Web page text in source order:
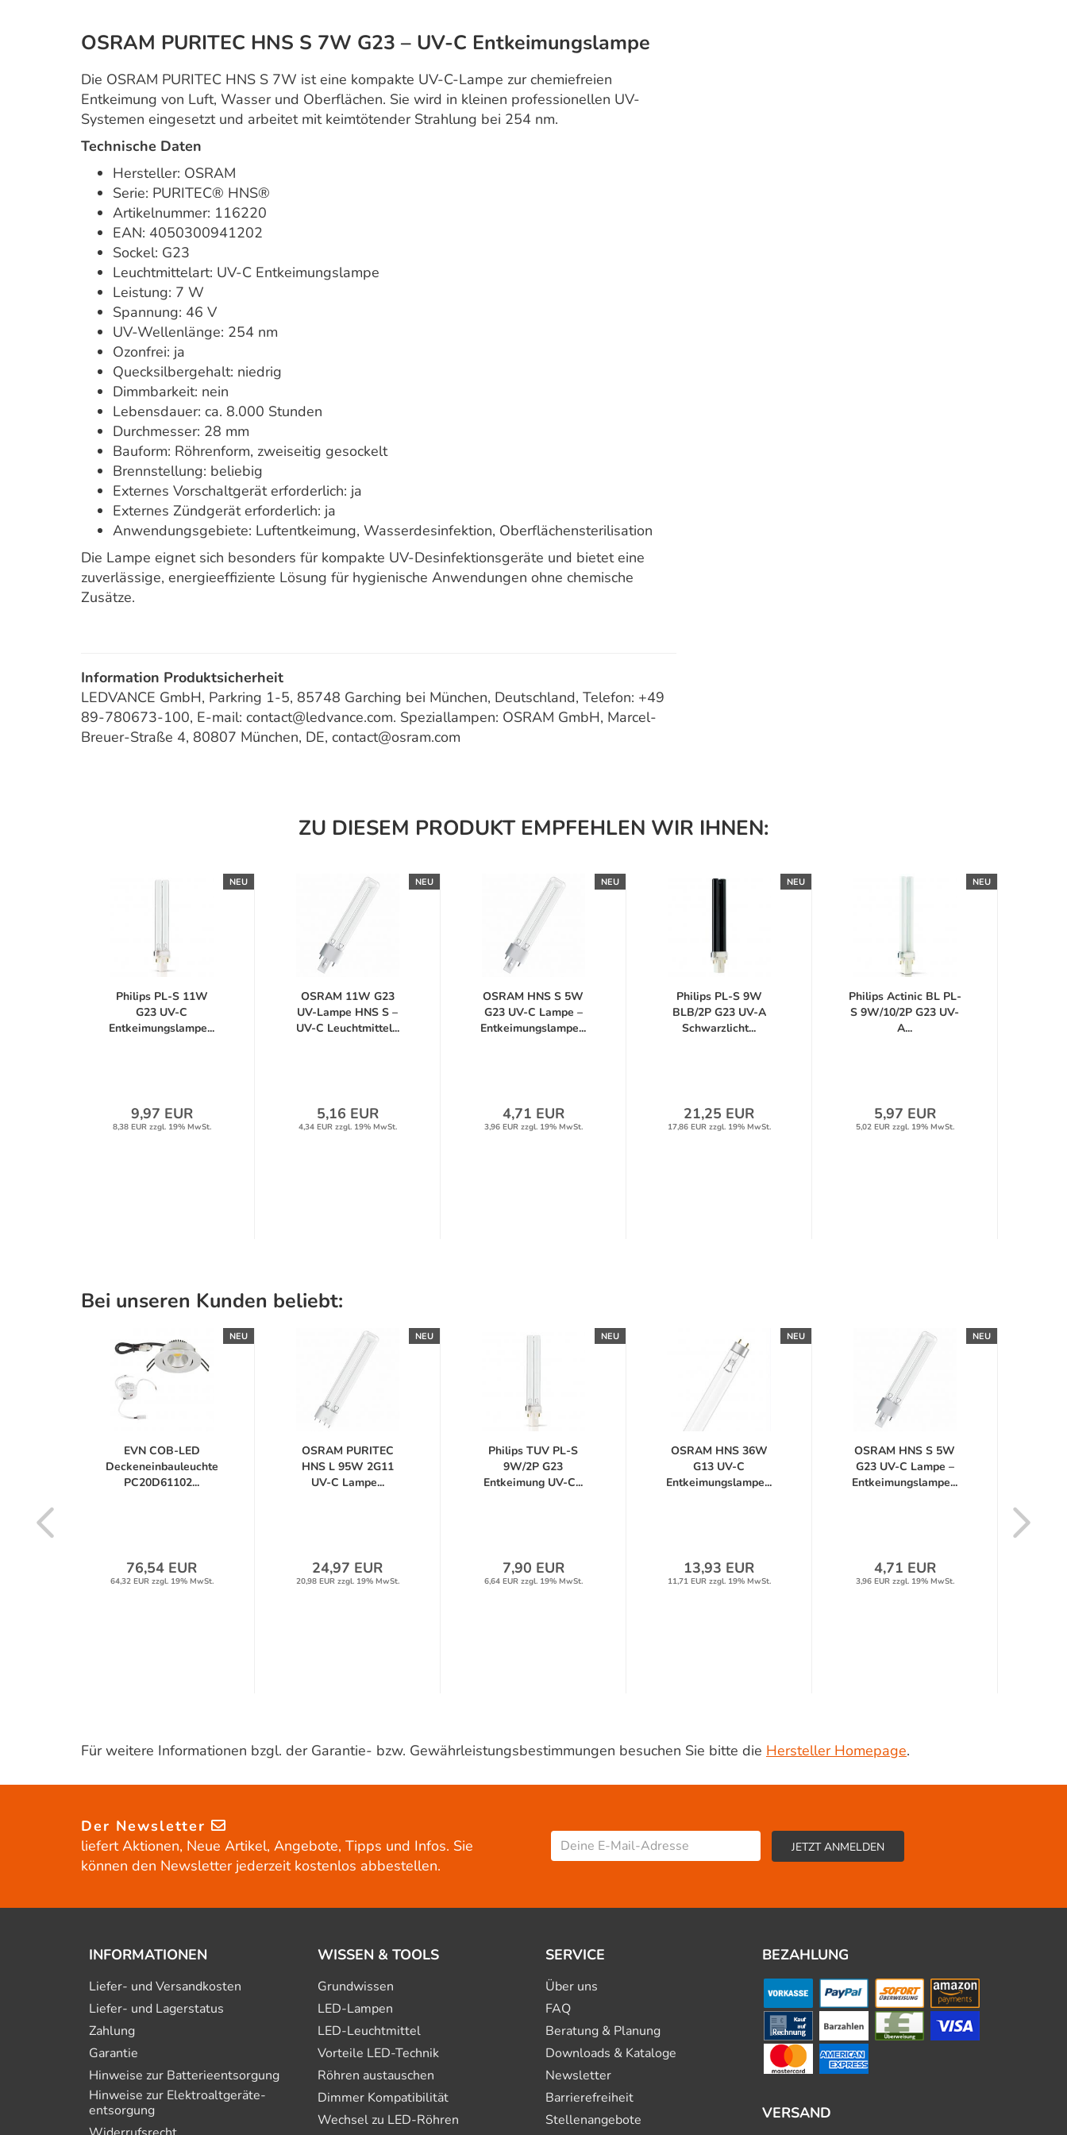
OSRAM PURITEC HNS S 7W G23 – UV-C Entkeimungslampe
Die OSRAM PURITEC HNS S 7W ist eine kompakte UV-C-Lampe zur chemiefreien
Entkeimung von Luft, Wasser und Oberflächen. Sie wird in kleinen professionellen UV-
Systemen eingesetzt und arbeitet mit keimtötender Strahlung bei 254 nm.
Technische Daten
Hersteller: OSRAM
Serie: PURITEC® HNS®
Artikelnummer: 116220
EAN: 4050300941202
Sockel: G23
Leuchtmittelart: UV-C Entkeimungslampe
Leistung: 7 W
Spannung: 46 V
UV-Wellenlänge: 254 nm
Ozonfrei: ja
Quecksilbergehalt: niedrig
Dimmbarkeit: nein
Lebensdauer: ca. 8.000 Stunden
Durchmesser: 28 mm
Bauform: Röhrenform, zweiseitig gesockelt
Brennstellung: beliebig
Externes Vorschaltgerät erforderlich: ja
Externes Zündgerät erforderlich: ja
Anwendungsgebiete: Luftentkeimung, Wasserdesinfektion, Oberflächensterilisation
Die Lampe eignet sich besonders für kompakte UV-Desinfektionsgeräte und bietet eine
zuverlässige, energieeffiziente Lösung für hygienische Anwendungen ohne chemische
Zusätze.
Information Produktsicherheit
LEDVANCE GmbH, Parkring 1-5, 85748 Garching bei München, Deutschland, Telefon: +49
89-780673-100, E-mail: contact@ledvance.com. Speziallampen: OSRAM GmbH, Marcel-
Breuer-Straße 4, 80807 München, DE, contact@osram.com
ZU DIESEM PRODUKT EMPFEHLEN WIR IHNEN:
NEU
Philips PL-S 11W
G23 UV-C
Entkeimungslampe...
9,97 EUR
8,38 EUR zzgl. 19% MwSt.
NEU
OSRAM 11W G23
UV-Lampe HNS S –
UV-C Leuchtmittel...
5,16 EUR
4,34 EUR zzgl. 19% MwSt.
NEU
OSRAM HNS S 5W
G23 UV-C Lampe –
Entkeimungslampe...
4,71 EUR
3,96 EUR zzgl. 19% MwSt.
NEU
Philips PL-S 9W
BLB/2P G23 UV-A
Schwarzlicht...
21,25 EUR
17,86 EUR zzgl. 19% MwSt.
NEU
Philips Actinic BL PL-
S 9W/10/2P G23 UV-
A...
5,97 EUR
5,02 EUR zzgl. 19% MwSt.
Bei unseren Kunden beliebt:
NEU
EVN COB-LED
Deckeneinbauleuchte
PC20D61102...
76,54 EUR
64,32 EUR zzgl. 19% MwSt.
NEU
OSRAM PURITEC
HNS L 95W 2G11
UV-C Lampe...
24,97 EUR
20,98 EUR zzgl. 19% MwSt.
NEU
Philips TUV PL-S
9W/2P G23
Entkeimung UV-C...
7,90 EUR
6,64 EUR zzgl. 19% MwSt.
NEU
OSRAM HNS 36W
G13 UV-C
Entkeimungslampe...
13,93 EUR
11,71 EUR zzgl. 19% MwSt.
NEU
OSRAM HNS S 5W
G23 UV-C Lampe –
Entkeimungslampe...
4,71 EUR
3,96 EUR zzgl. 19% MwSt.
Für weitere Informationen bzgl. der Garantie- bzw. Gewährleistungsbestimmungen besuchen Sie bitte die Hersteller Homepage.
Der Newsletter
liefert Aktionen, Neue Artikel, Angebote, Tipps und Infos. Sie
können den Newsletter jederzeit kostenlos abbestellen.
INFORMATIONEN
Liefer- und Versandkosten
Liefer- und Lagerstatus
Zahlung
Garantie
Hinweise zur Batterie­entsorgung
Hinweise zur Elektro­altgeräte­
entsorgung
WISSEN & TOOLS
Grundwissen
LED-Lampen
LED-Leuchtmittel
Vorteile LED-Technik
Röhren austauschen
Dimmer Kompatibilität
Wechsel zu LED-Röhren
SERVICE
Über uns
FAQ
Beratung & Planung
Downloads & Kataloge
Newsletter
Barrierefreiheit
Stellenangebote
BEZAHLUNG
VERSAND